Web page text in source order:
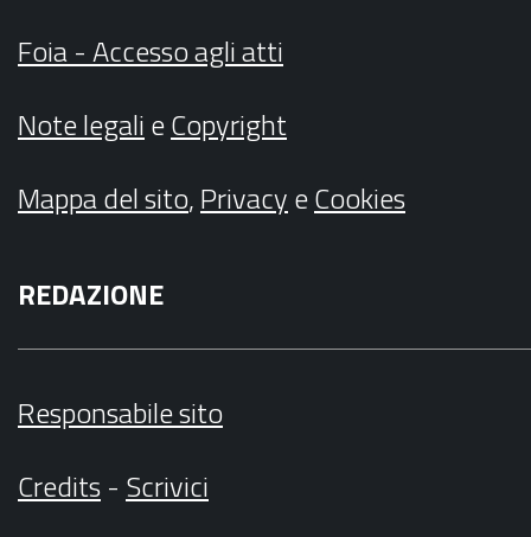
Foia - Accesso agli atti
Note legalieCopyright
Mappa del sito,PrivacyeCookies
REDAZIONE
Responsabile sito
Credits- Scrivici